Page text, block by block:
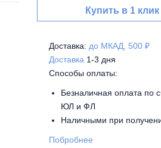
Купить в 1 клик
Доставка: до МКАД, 500 ₽
Доставка 1-3 дня
Способы оплаты:
Безналичная оплата по
ЮЛ и ФЛ
Наличными при
Побробнее